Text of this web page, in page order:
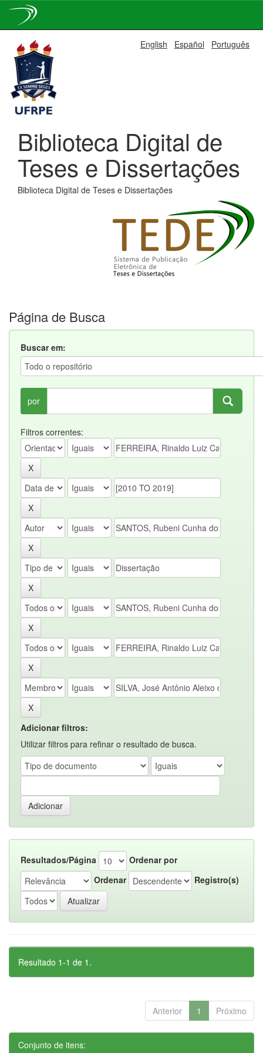
navigation
English Español Português
Biblioteca Digital de
Teses e Dissertações
Biblioteca Digital de Teses e Dissertações
Página de Busca
Buscar em:
por
Filtros correntes:
Adicionar filtros:
Utilizar filtros para refinar o resultado de busca.
Resultados/Página
Ordenar por
Ordenar
Registro(s)
Resultado 1-1 de 1.
Anterior 1 Próximo
Conjunto de itens: